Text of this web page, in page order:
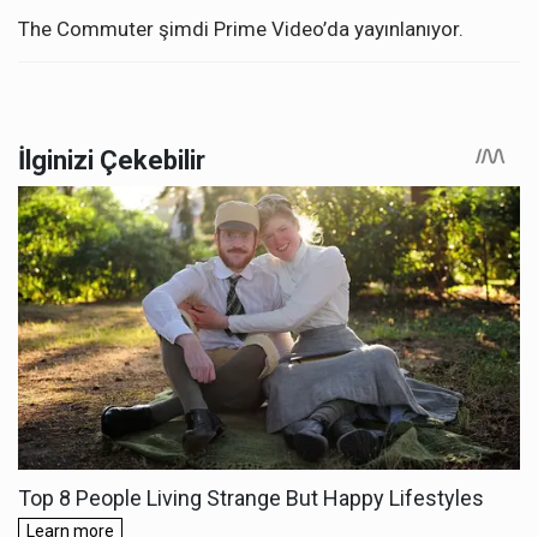
The Commuter şimdi Prime Video’da yayınlanıyor.